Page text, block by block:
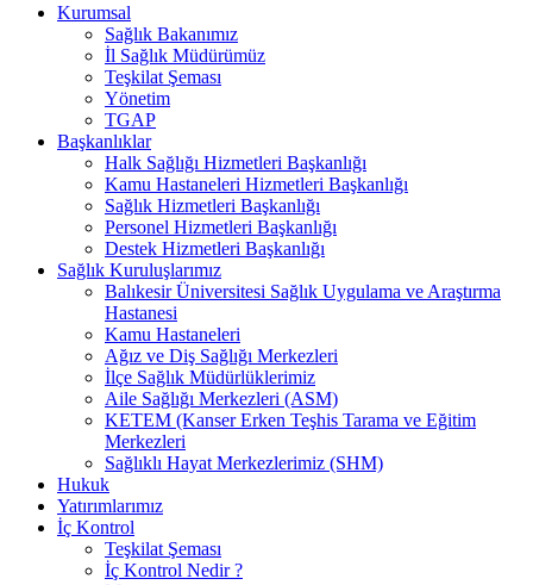
Kurumsal
Sağlık Bakanımız
İl Sağlık Müdürümüz
Teşkilat Şeması
Yönetim
TGAP
Başkanlıklar
Halk Sağlığı Hizmetleri Başkanlığı
Kamu Hastaneleri Hizmetleri Başkanlığı
Sağlık Hizmetleri Başkanlığı
Personel Hizmetleri Başkanlığı
Destek Hizmetleri Başkanlığı
Sağlık Kuruluşlarımız
Balıkesir Üniversitesi Sağlık Uygulama ve Araştırma
Hastanesi
Kamu Hastaneleri
Ağız ve Diş Sağlığı Merkezleri
İlçe Sağlık Müdürlüklerimiz
Aile Sağlığı Merkezleri (ASM)
KETEM (Kanser Erken Teşhis Tarama ve Eğitim
Merkezleri
Sağlıklı Hayat Merkezlerimiz (SHM)
Hukuk
Yatırımlarımız
İç Kontrol
Teşkilat Şeması
İç Kontrol Nedir ?